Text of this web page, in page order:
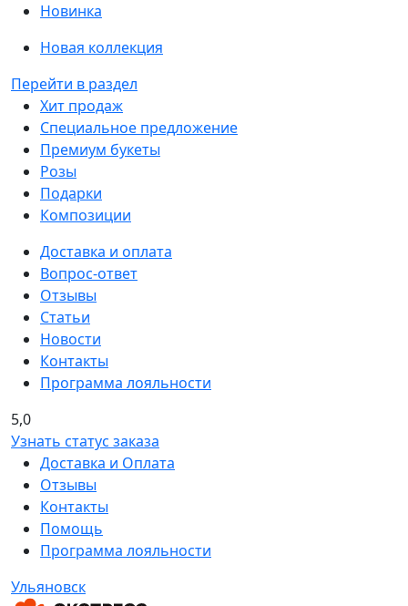
Новинка
Новая коллекция
Перейти в раздел
Хит продаж
Специальное предложение
Премиум букеты
Розы
Подарки
Композиции
Доставка и оплата
Вопрос-ответ
Отзывы
Статьи
Новости
Контакты
Программа лояльности
5,0
Узнать статус заказа
Доставка и Оплата
Отзывы
Контакты
Помощь
Программа лояльности
Ульяновск